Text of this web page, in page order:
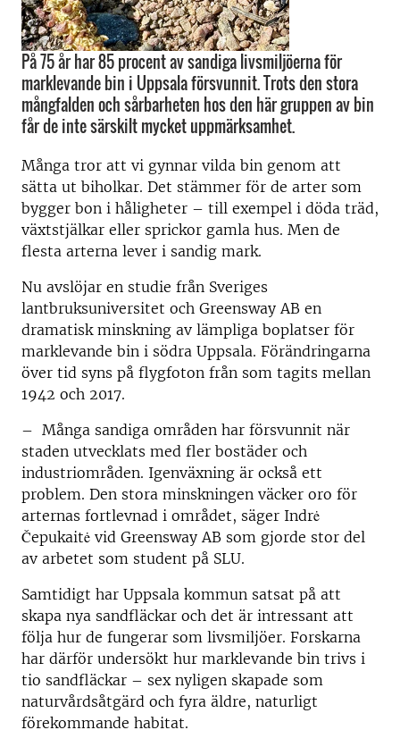
På 75 år har 85 procent av sandiga livsmiljöerna för
marklevande bin i Uppsala försvunnit. Trots den stora
mångfalden och sårbarheten hos den här gruppen av bin
får de inte särskilt mycket uppmärksamhet.
Många tror att vi gynnar vilda bin genom att
sätta ut biholkar. Det stämmer för de arter som
bygger bon i håligheter – till exempel i döda träd,
växtstjälkar eller sprickor gamla hus. Men de
flesta arterna lever i sandig mark.
Nu avslöjar en studie från Sveriges
lantbruksuniversitet och Greensway AB en
dramatisk minskning av lämpliga boplatser för
marklevande bin i södra Uppsala. Förändringarna
över tid syns på flygfoton från som tagits mellan
1942 och 2017.
– Många sandiga områden har försvunnit när
staden utvecklats med fler bostäder och
industriområden. Igenväxning är också ett
problem. Den stora minskningen väcker oro för
arternas fortlevnad i området, säger Indrė
Čepukaitė vid Greensway AB som gjorde stor del
av arbetet som student på SLU.
Samtidigt har Uppsala kommun satsat på att
skapa nya sandfläckar och det är intressant att
följa hur de fungerar som livsmiljöer. Forskarna
har därför undersökt hur marklevande bin trivs i
tio sandfläckar – sex nyligen skapade som
naturvårdsåtgärd och fyra äldre, naturligt
förekommande habitat.